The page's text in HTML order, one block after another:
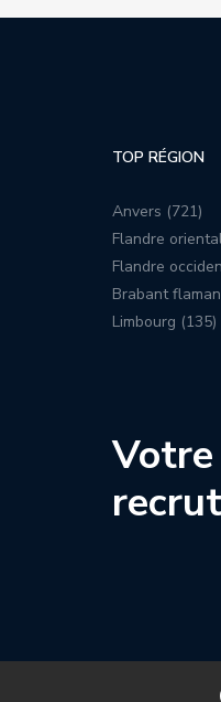
TOP RÉGION
Anvers (721)
Flandre
Flandre
Brabant
Limbourg (135)
Votre